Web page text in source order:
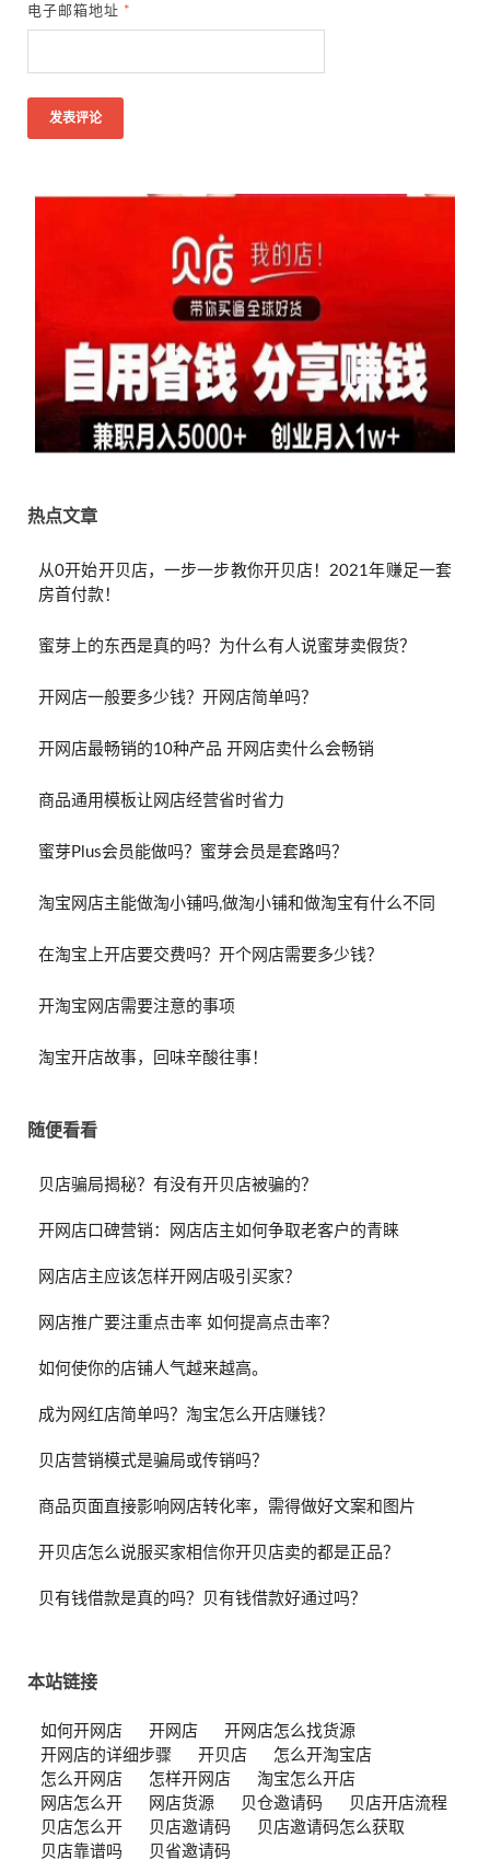
电子邮箱地址 *
热点文章
从0开始开贝店，一步一步教你开贝店！2021年赚足一套
房首付款！
蜜芽上的东西是真的吗？为什么有人说蜜芽卖假货？
开网店一般要多少钱？开网店简单吗？
开网店最畅销的10种产品 开网店卖什么会畅销
商品通用模板让网店经营省时省力
蜜芽Plus会员能做吗？蜜芽会员是套路吗？
淘宝网店主能做淘小铺吗,做淘小铺和做淘宝有什么不同
在淘宝上开店要交费吗？开个网店需要多少钱？
开淘宝网店需要注意的事项
淘宝开店故事，回味辛酸往事！
随便看看
贝店骗局揭秘？有没有开贝店被骗的？
开网店口碑营销：网店店主如何争取老客户的青睐
网店店主应该怎样开网店吸引买家？
网店推广要注重点击率 如何提高点击率？
如何使你的店铺人气越来越高。
成为网红店简单吗？淘宝怎么开店赚钱？
贝店营销模式是骗局或传销吗？
商品页面直接影响网店转化率，需得做好文案和图片
开贝店怎么说服买家相信你开贝店卖的都是正品？
贝有钱借款是真的吗？贝有钱借款好通过吗？
本站链接
如何开网店 开网店
开网店怎么找货源
开网店的详细步骤
开贝店
怎么开淘宝店
怎么开网店
怎样开网店
淘宝怎么开店
网店怎么开
网店货源 贝仓邀请码
贝店开店流程
贝店怎么开
贝店邀请码
贝店邀请码怎么获取
贝店靠谱吗
贝省邀请码